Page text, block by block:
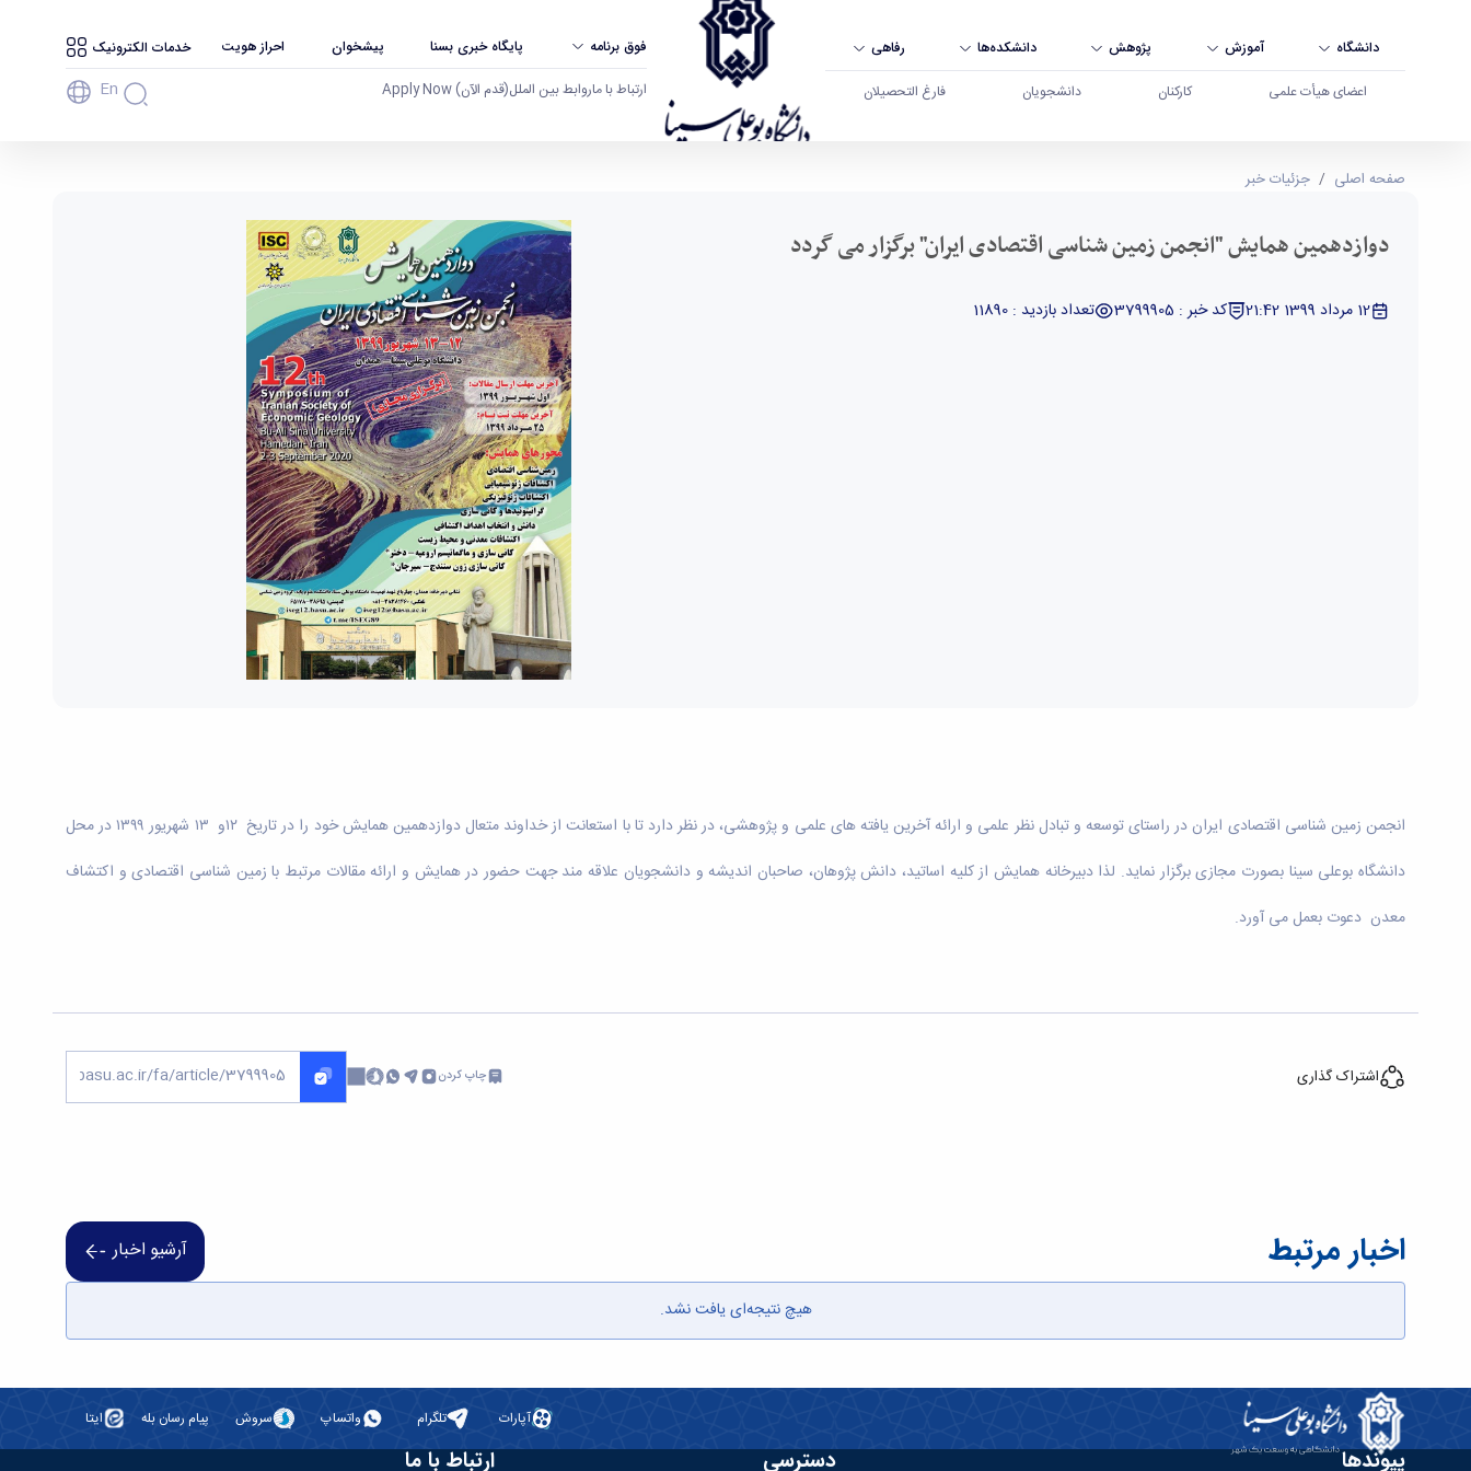
دانشگاه آموزش پژوهش دانشکده‌ها رفاهی
اعضای هیأت علمی کارکنان دانشجویان فارغ التحصیلان
فوق برنامه پایگاه خبری بسنا پیشخوان احراز هویت خدمات الکترونیک
ارتباط با ماروابط بین الملل(قدم الآن) Apply Now En
دوازدهمین همایش "انجمن زمین شناسی اقتصادی ایران" برگزار می گردد - دانشگاه بوعلی سینا همدان
صفحه اصلی جزئیات خبر
دوازدهمین همایش "انجمن زمین شناسی اقتصادی ایران" برگزار می گردد
12 مرداد 1399 21:42 کد خبر : 3799905 تعداد بازدید : 11890
انجمن زمین شناسی اقتصادی ایران در راستای توسعه و تبادل نظر علمی و ارائه آخرین یافته های علمی و پژوهشی، در نظر دارد تا با استعانت از خداوند متعال دوازدهمین همایش خود را در تاریخ ۱۲و ۱۳ شهریور ۱۳۹۹ در محل
دانشگاه بوعلی سینا بصورت مجازی برگزار نماید. لذا دبیرخانه همایش از کلیه اساتید، دانش پژوهان، صاحبان اندیشه و دانشجویان علاقه مند جهت حضور در همایش و ارائه مقالات مرتبط با زمین شناسی اقتصادی و اکتشاف
معدن دعوت بعمل می آورد.
اشتراک گذاری چاپ کردن
اخبار مرتبط آرشیو اخبار
هیچ نتیجه‌ای یافت نشد.
آپارات تلگرام واتساپ سروش پیام رسان بله ایتا
پیوندها دسترسی ارتباط با ما